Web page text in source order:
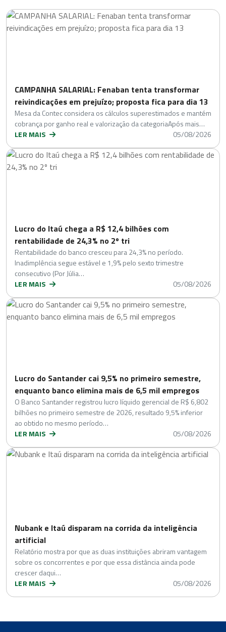
CAMPANHA SALARIAL: Fenaban tenta transformar
reivindicações em prejuízo; proposta fica para dia 13
Mesa da Contec considera os cálculos superestimados e mantém
cobrança por ganho real e valorização da categoriaApós mais…
LER MAIS
05/08/2026
Lucro do Itaú chega a R$ 12,4 bilhões com
rentabilidade de 24,3% no 2º tri
Rentabilidade do banco cresceu para 24,3% no período.
Inadimplência segue estável e 1,9% pelo sexto trimestre
consecutivo (Por Júlia…
LER MAIS
05/08/2026
Lucro do Santander cai 9,5% no primeiro semestre,
enquanto banco elimina mais de 6,5 mil empregos
O Banco Santander registrou lucro líquido gerencial de R$ 6,802
bilhões no primeiro semestre de 2026, resultado 9,5% inferior
ao obtido no mesmo período…
LER MAIS
05/08/2026
Nubank e Itaú disparam na corrida da inteligência
artificial
Relatório mostra por que as duas instituições abriram vantagem
sobre os concorrentes e por que essa distância ainda pode
crescer daqui…
LER MAIS
05/08/2026